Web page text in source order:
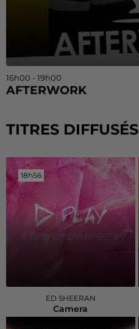
16h00 - 19h00
AFTERWORK
TITRES DIFFUSÉS
18h56
18h56
ED SHEERAN
Camera